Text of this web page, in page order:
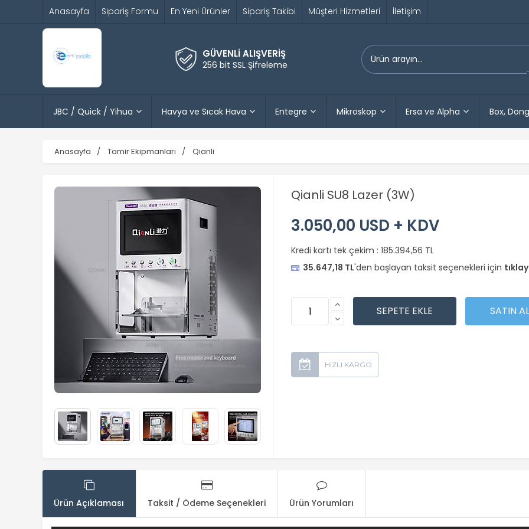
Anasayfa Sipariş Formu En Yeni Ürünler Sipariş Takibi Müşteri Hizmetleri İletişim
GÜVENLİ ALIŞVERİŞ
256 bit SSL Şifreleme
JBC / Quick / Yihua Havya ve Sıcak Hava Entegre Mikroskop Ersa ve Alpha Box,
Anasayfa Tamir Ekipmanları Qianli
Qianli SU8 Lazer (3W)
3.050,00 USD + KDV
Kredi kartı tek çekim : 185.394,56 TL
35.647,18 TL'den başlayan taksit seçenekleri için
Ürün Açıklaması Taksit / Ödeme Seçenekleri Ürün Yorumları